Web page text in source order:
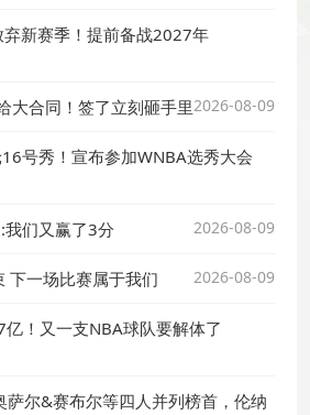
新赛季！提前备战2027年
大合同！签了立刻砸手里2026-08-09
号秀！宣布参加WNBA选秀大会
们又赢了3分 2026-08-09
下一场比赛属于我们 2026-08-09
！又一支NBA球队要解体了
尔&赛布尔等四人并列榜首，伦纳